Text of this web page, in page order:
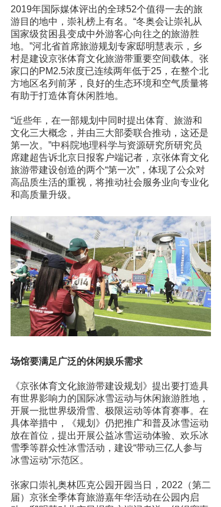
2019年国际媒体评出的全球52个值得一去的旅
游目的地中，崇礼榜上有名。“冬奥会让崇礼从
国家级贫困县变成中外游客心向往之的旅游胜
地。”河北省首席旅游规划专家邸明慧表示，乡
村是建设京张体育文化旅游带重要空间载体。张
家口的PM2.5浓度已连续两年低于25，在整个北
方地区名列前茅，良好的生态环境和空气质量将
有助于打造体育休闲胜地。
“近些年，在一部规划中同时提出体育、旅游和
文化三大概念，并由三大部委联合推动，这还是
第一次。”中科院地理科学与资源研究所研究员
席建超告诉北京日报客户端记者，京张体育文化
旅游带建设创造的两个“第一次”，体现了公众对
高品质生活的重视，将推动社会服务业向专业化
和高质量升级。
场馆要满足广泛的休闲娱乐需求
《京张体育文化旅游带建设规划》提出要打造具
有世界影响力的国际冰雪运动与休闲旅游胜地，
开展一批世界级滑雪、极限运动等体育赛事。在
具体举措中，《规划》仍把推广和普及冰雪运动
放在首位，提出开展公益冰雪运动体验、欢乐冰
雪季等群众性冰雪活动，建设“带动三亿人参与
冰雪运动”示范区。
张家口崇礼奥林匹克公园开园当日，2022（第二
届）京张全季体育旅游嘉年华活动在公园内启